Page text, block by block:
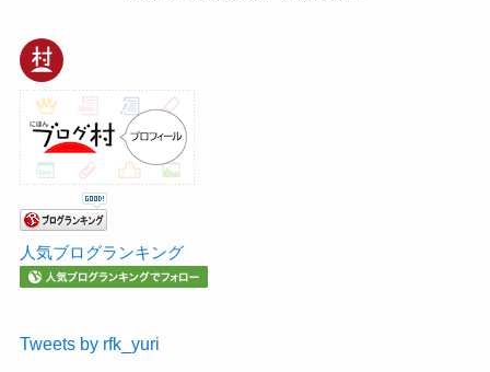
人気ブログランキング
Tweets by rfk_yuri